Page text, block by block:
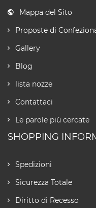
Mappa del Sito
Proposte di
Gallery
Blog
lista nozze
Contattaci
Le parole più cercate
SHOPPING
Spedizioni
Sicurezza Totale
Diritto di Recesso